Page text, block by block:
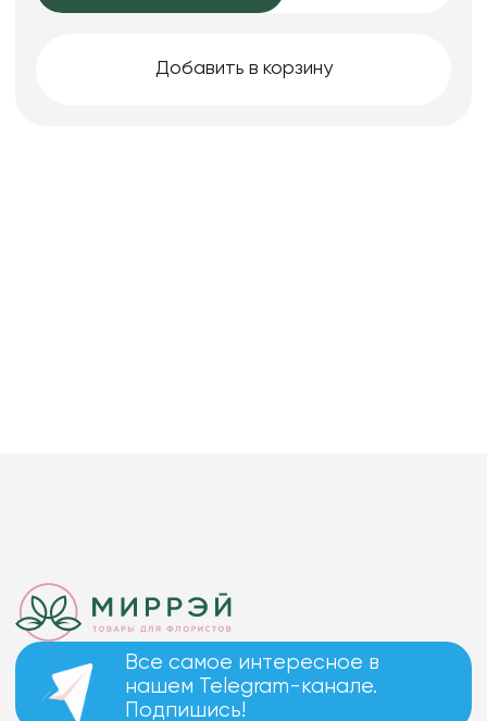
Добавить в корзину
Все самое интересное в
нашем Telegram-канале.
Подпишись!